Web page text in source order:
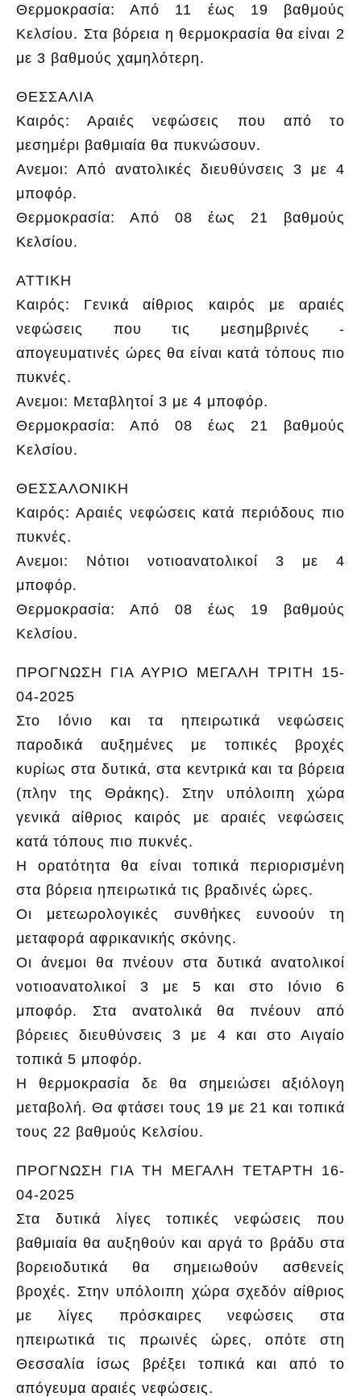
Θερμοκρασία: Από 11 έως 19 βαθμούς
Κελσίου. Στα βόρεια η θερμοκρασία θα είναι 2
με 3 βαθμούς χαμηλότερη.
ΘΕΣΣΑΛΙΑ
Καιρός: Αραιές νεφώσεις που από το
μεσημέρι βαθμιαία θα πυκνώσουν.
Ανεμοι: Από ανατολικές διευθύνσεις 3 με 4
μποφόρ.
Θερμοκρασία: Από 08 έως 21 βαθμούς
Κελσίου.
ΑΤΤΙΚΗ
Καιρός: Γενικά αίθριος καιρός με αραιές
νεφώσεις που τις μεσημβρινές -
απογευματινές ώρες θα είναι κατά τόπους πιο
πυκνές.
Ανεμοι: Μεταβλητοί 3 με 4 μποφόρ.
Θερμοκρασία: Από 08 έως 21 βαθμούς
Κελσίου.
ΘΕΣΣΑΛΟΝΙΚΗ
Καιρός: Αραιές νεφώσεις κατά περιόδους πιο
πυκνές.
Ανεμοι: Νότιοι νοτιοανατολικοί 3 με 4
μποφόρ.
Θερμοκρασία: Από 08 έως 19 βαθμούς
Κελσίου.
ΠΡΟΓΝΩΣΗ ΓΙΑ ΑΥΡΙΟ ΜΕΓΑΛΗ ΤΡΙΤΗ 15-
04-2025
Στο Ιόνιο και τα ηπειρωτικά νεφώσεις
παροδικά αυξημένες με τοπικές βροχές
κυρίως στα δυτικά, στα κεντρικά και τα βόρεια
(πλην της Θράκης). Στην υπόλοιπη χώρα
γενικά αίθριος καιρός με αραιές νεφώσεις
κατά τόπους πιο πυκνές.
Η ορατότητα θα είναι τοπικά περιορισμένη
στα βόρεια ηπειρωτικά τις βραδινές ώρες.
Οι μετεωρολογικές συνθήκες ευνοούν τη
μεταφορά αφρικανικής σκόνης.
Οι άνεμοι θα πνέουν στα δυτικά ανατολικοί
νοτιοανατολικοί 3 με 5 και στο Ιόνιο 6
μποφόρ. Στα ανατολικά θα πνέουν από
βόρειες διευθύνσεις 3 με 4 και στο Αιγαίο
τοπικά 5 μποφόρ.
Η θερμοκρασία δε θα σημειώσει αξιόλογη
μεταβολή. Θα φτάσει τους 19 με 21 και τοπικά
τους 22 βαθμούς Κελσίου.
ΠΡΟΓΝΩΣΗ ΓΙΑ ΤΗ ΜΕΓΑΛΗ ΤΕΤΑΡΤΗ 16-
04-2025
Στα δυτικά λίγες τοπικές νεφώσεις που
βαθμιαία θα αυξηθούν και αργά το βράδυ στα
βορειοδυτικά θα σημειωθούν ασθενείς
βροχές. Στην υπόλοιπη χώρα σχεδόν αίθριος
με λίγες πρόσκαιρες νεφώσεις στα
ηπειρωτικά τις πρωινές ώρες, οπότε στη
Θεσσαλία ίσως βρέξει τοπικά και από το
απόγευμα αραιές νεφώσεις.